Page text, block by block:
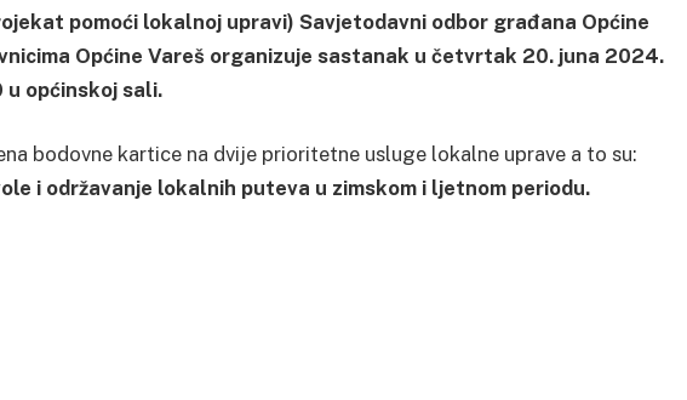
pomoći lokalnoj upravi) Savjetodavni odbor građana Općine
Općine Vareš organizuje sastanak u četvrtak 20. juna 2024.
u općinskoj sali.
bodovne kartice na dvije prioritetne usluge lokalne uprave a to su:
i održavanje lokalnih puteva u zimskom i ljetnom periodu.